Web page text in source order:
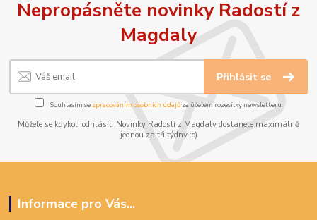
Nepropásněte novinky Radostí z
Magdaly
Přihlásit se
Souhlasím se zpracováním osobních údajůza účelem rozesílky newsletteru.
Můžete se kdykoli odhlásit. Novinky Radostí z Magdaly dostanete maximálně
jednou za tři týdny :o)
Informace pro Vás...